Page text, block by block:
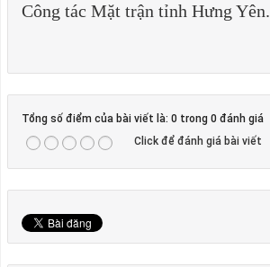
Công tác Mặt trận tỉnh Hưng Yên.
Tổng số điểm của bài viết là: 0 trong 0 đánh giá
Click để đánh giá bài viết